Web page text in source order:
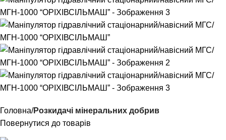
Головна Розкидачі мінеральних добрив
Повернутися до товарів